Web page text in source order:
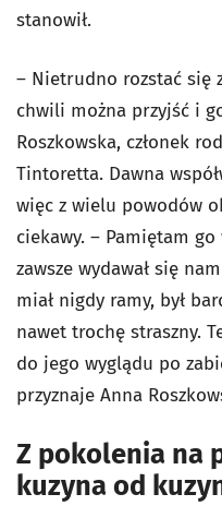
stanowił.
– Nietrudno rozstać się
chwili można przyjść i
Roszkowska, członek
Tintoretta. Dawna
więc z wielu powodów
ciekawy. – Pamiętam
zawsze wydawał się
miał nigdy ramy, był
nawet trochę straszny.
do jego wyglądu po
przyznaje Anna
Z pokolenia na
kuzyna od